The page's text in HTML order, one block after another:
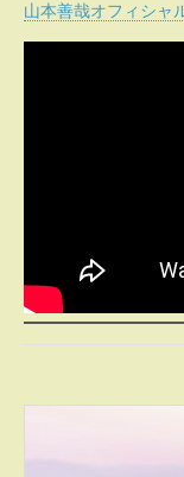
山本善哉オフィシャ